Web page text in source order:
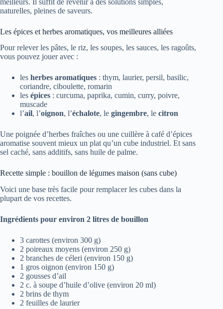
naturelles, pleines de saveurs.
Les épices et herbes aromatiques, vos meilleures alliées
Pour relever les pâtes, le riz, les soupes, les sauces, les ragoûts,
vous pouvez jouer avec :
les herbes aromatiques : thym, laurier, persil, basilic,
coriandre, ciboulette, romarin
les épices : curcuma, paprika, cumin, curry, poivre,
muscade
l’ail, l’oignon, l’échalote, le gingembre, le citron
Une poignée d’herbes fraîches ou une cuillère à café d’épices
aromatise souvent mieux un plat qu’un cube industriel. Et sans
sel caché, sans additifs, sans huile de palme.
Recette simple : bouillon de légumes maison (sans cube)
Voici une base très facile pour remplacer les cubes dans la
plupart de vos recettes.
Ingrédients pour environ 2 litres de bouillon
3 carottes (environ 300 g)
2 poireaux moyens (environ 250 g)
2 branches de céleri (environ 150 g)
1 gros oignon (environ 150 g)
2 gousses d’ail
2 c. à soupe d’huile d’olive (environ 20 ml)
2 brins de thym
2 feuilles de laurier